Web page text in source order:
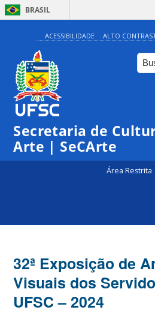
BRASIL
ACESSIBILIDADE ALTO
Secretaria de
Arte | SeCArte
Área Restrita
32ª Exposição de
Visuais dos
UFSC – 2024